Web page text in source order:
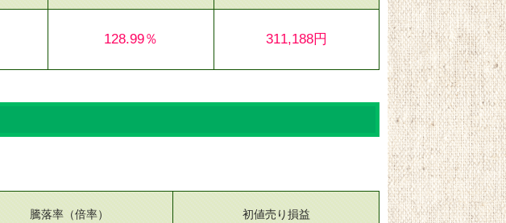
128.99％ 311,188円
騰落率（倍率） 初値売り損益